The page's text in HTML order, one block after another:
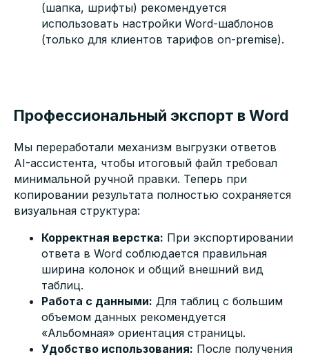
(шапка, шрифты) рекомендуется
использовать настройки Word-шаблонов
(только для клиентов тарифов on-premise).
Профессиональный экспорт в Word
Мы переработали механизм выгрузки ответов
AI-ассистента, чтобы итоговый файл требовал
минимальной ручной правки. Теперь при
копировании результата полностью сохраняется
визуальная структура:
Корректная верстка: При экспортировании
ответа в Word соблюдается правильная
ширина колонок и общий внешний вид
таблиц.
Работа с данными: Для таблиц с большим
объемом данных рекомендуется
«Альбомная» ориентация страницы.
Удобство использования: После получения